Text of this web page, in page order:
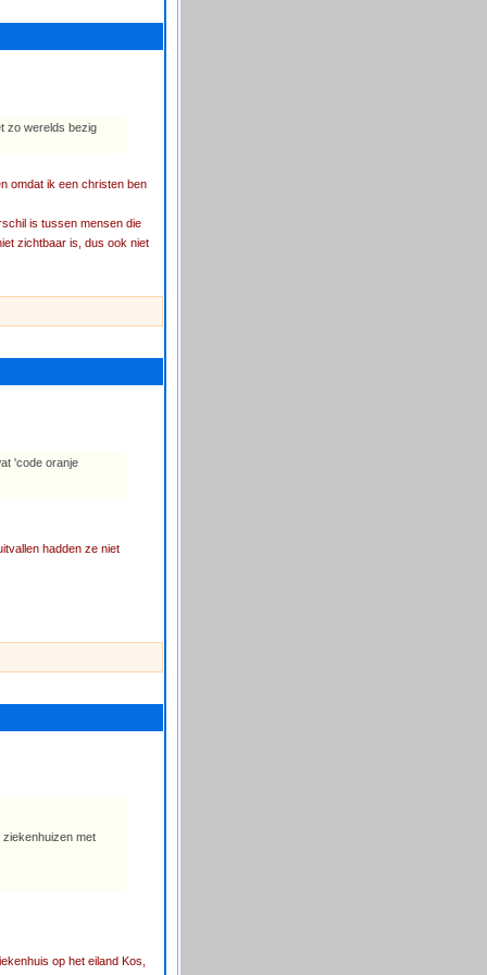
zo werelds bezig
omdat ik een christen ben
is tussen mensen die
zichtbaar is, dus ook niet
'code oranje
hadden ze niet
met
op het eiland Kos,